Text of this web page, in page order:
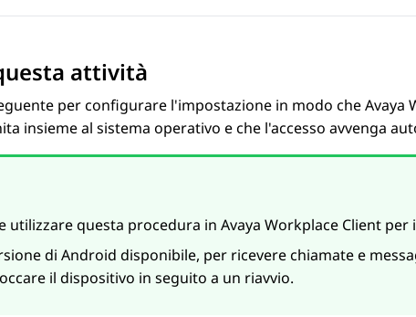
attività
per configurare l'impostazione in modo cheAvaya
insieme al sistema operativo e che l'accesso avvenga
utilizzare questa procedura in Avaya Workplace Client per
di Android disponibile, per ricevere chiamate e
il dispositivo in seguito a un riavvio.